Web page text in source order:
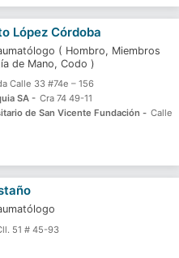
López Córdoba
( Hombro, Miembros
de Mano, Codo )
Calle 33 #74e – 156
SA - Cra 74 49-11
de San Vicente Fundación - Calle
51 # 45-93